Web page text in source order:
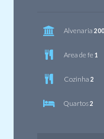
Alvenaria
Area de fe 1
Cozinha 2
Quartos2